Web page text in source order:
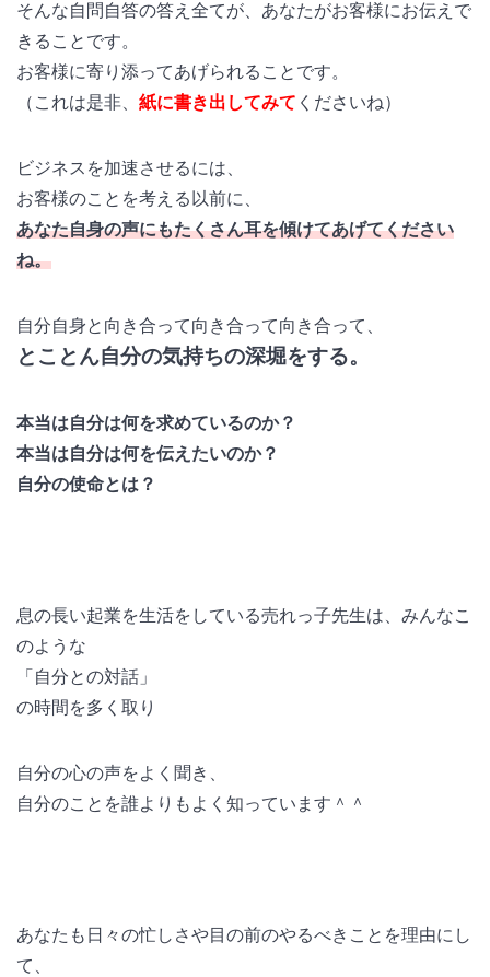
そんな自問自答の答え全てが、あなたがお客様にお伝えで
きることです。
お客様に寄り添ってあげられることです。
（これは是非、 紙に書き出してみて くださいね）
ビジネスを加速させるには、
お客様のことを考える以前に、
あなた自身の声にもたくさん耳を傾けてあげてください
ね。
自分自身と向き合って向き合って向き合って、
とことん自分の気持ちの深堀をする。
本当は自分は何を求めているのか？
本当は自分は何を伝えたいのか？
自分の使命とは？
息の長い起業を生活をしている売れっ子先生は、みんなこ
のような
「自分との対話」
の時間を多く取り
自分の心の声をよく聞き、
自分のことを誰よりもよく知っています＾＾
あなたも日々の忙しさや目の前のやるべきことを理由にし
て、